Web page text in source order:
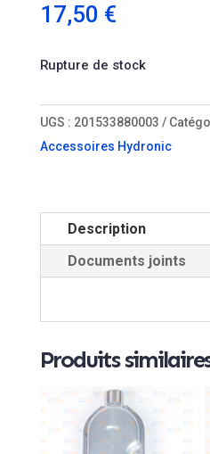
17,50 €
Rupture de stock
UGS : 201533880003
Accessoires Hydronic
Description
Documents joints
Produits